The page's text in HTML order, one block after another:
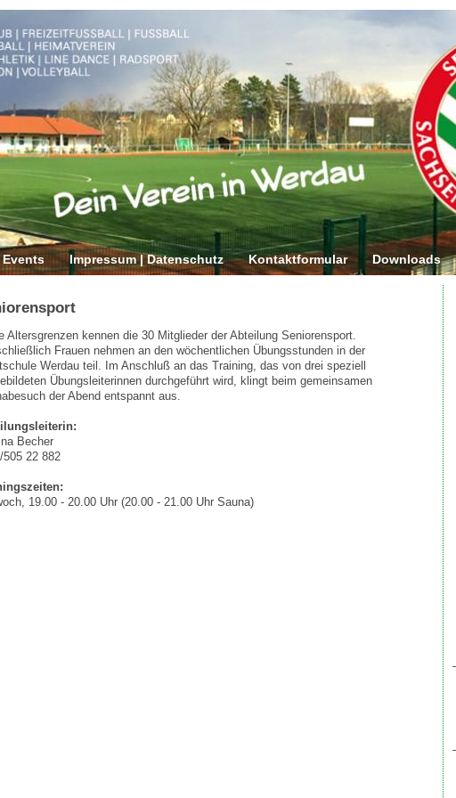
Events Impressum | Datenschutz Kontaktformular Downloads
Altersgrenzen kennen die 30 Mitglieder der Abteilung Seniorensport.
Frauen nehmen an den wöchentlichen Übungsstunden in der
Werdau teil. Im Anschluß an das Training, das von drei speziell
Übungsleiterinnen durchgeführt wird, klingt beim gemeinsamen
der Abend entspannt aus.
Becher
505 22 882
19.00 - 20.00 Uhr (20.00 - 21.00 Uhr Sauna)